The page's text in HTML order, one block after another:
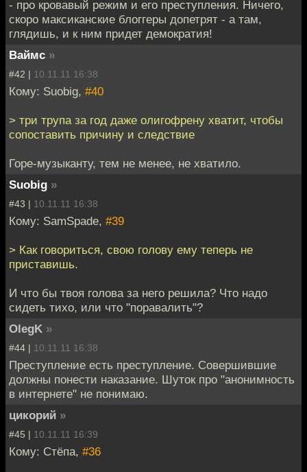
- про кровавый режим и его преступления. Ничего,
скоро максиканские блоггеры допетрят - а там,
глядишь, и к ним придет демократия!
Ваймс »
#42 | 10.11.11 16:38
Кому: Suobig, #40
> три трупа за год даже олигофрену хватит, чтобы
сопоставить причину и следствие
Горе-музыканту, тем не менее, не хватило.
Suobig »
#43 | 10.11.11 16:38
Кому: SamSpade, #39
> Как говориться, свою голову ему теперь не
приставишь.
И что бы твоя голова за него решила? Что надо
сидеть тихо, или что "поравалить"?
OlegK »
#44 | 10.11.11 16:38
Преступление есть преступление. Совершившие
должны понести наказание. Шуток про "анонимность
в интернете" не понимаю.
цикорий »
#45 | 10.11.11 16:39
Кому: Стёпа, #36